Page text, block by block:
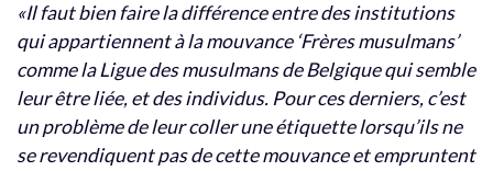
«Il faut bien faire la différence entre des institutions
qui appartiennent à la mouvance ‘Frères musulmans’
comme la Ligue des musulmans de Belgique qui semble
leur être liée, et des individus. Pour ces derniers, c’est
un problème de leur coller une étiquette lorsqu’ils ne
se revendiquent pas de cette mouvance et empruntent